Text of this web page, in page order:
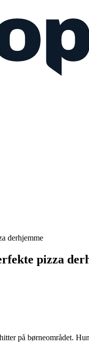
derhjemme
pizza
på børneområdet.